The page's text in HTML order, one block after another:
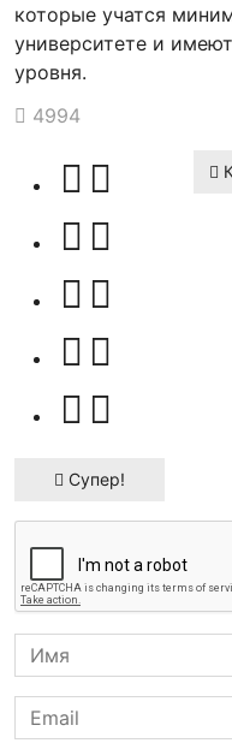
которые учатся
университете и
уровня.
4994
Супер!